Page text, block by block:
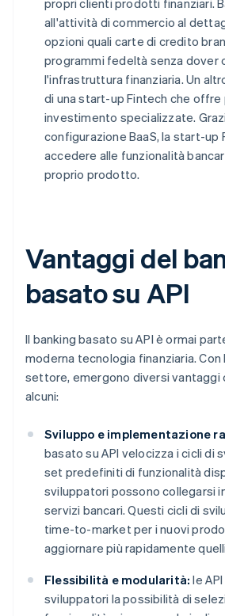
propri clienti prodotti finanziari.
all'attività di commercio al
opzioni quali carte di credito
programmi fedeltà senza dover
l'infrastruttura finanziaria. Un
di una start-up Fintech che
investimento specializzate.
configurazione BaaS, la start-up
accedere alle funzionalità
proprio prodotto.
Vantaggi del
basato su API
Il banking basato su API è ormai
moderna tecnologia finanziaria.
settore, emergono diversi vantaggi
alcuni:
Sviluppo e implementazione
basato su API velocizza i cicli di
set predefiniti di funzionalità
sviluppatori possono collegarsi
servizi bancari. Questi cicli di
time-to-market per i nuovi
aggiornare più rapidamente
Flessibilità e modularità: le
sviluppatori la possibilità di